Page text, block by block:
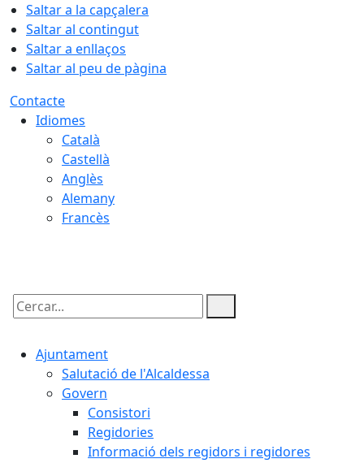
Saltar a la capçalera
Saltar al contingut
Saltar a enllaços
Saltar al peu de pàgina
Contacte
Idiomes
Català
Castellà
Anglès
Alemany
Francès
Cercar:
Ajuntament
Salutació de l'Alcaldessa
Govern
Consistori
Regidories
Informació dels regidors i regidores